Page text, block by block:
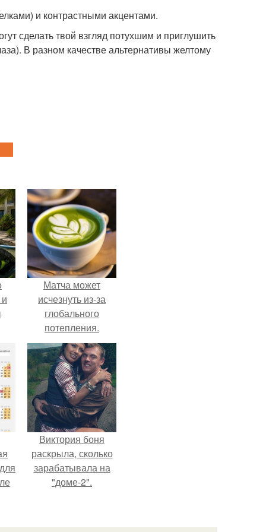
и контрастными акцентами.
сделать твой взгляд потухшим и приглушить
В разном качестве альтернативы желтому
Матча может
исчезнуть из-за
глобального
потепления.
Виктория боня
раскрыла, сколько
зарабатывала на
"доме-2".